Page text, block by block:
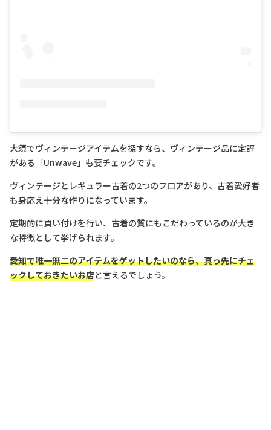
大須でヴィンテージアイテムを探すなら、ヴィンテージ品に定評
がある「Unwave」も要チェックです。
ヴィンテージとレギュラー古着の2つのフロアがあり、古着愛好者
も身応え十分な作りになっています。
定期的に買い付けを行い、古着の質にもこだわっているのが大き
な特徴として挙げられます。
愛知で唯一無二のアイテムをゲットしたいのなら、真っ先にチェ
ックしておきたいお店と言えるでしょう。